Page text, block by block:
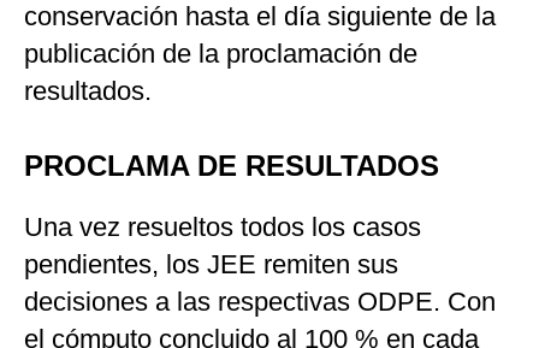
conservación hasta el día siguiente de la
publicación de la proclamación de
resultados.
PROCLAMA DE RESULTADOS
Una vez resueltos todos los casos
pendientes, los JEE remiten sus
decisiones a las respectivas ODPE. Con
el cómputo concluido al 100 % en cada